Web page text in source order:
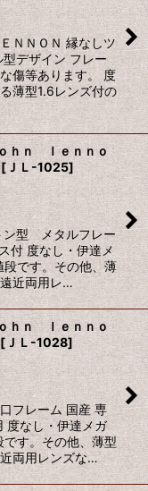
ＮＮＯＮ 縁なしツ
デザイン フレー
傷等あります。 度
薄型1.6レンズ付の
ｈｎ ｌｅｎｎｏ
[ＪＬ-1025]
型 メタルフレー
付 度なし・伊達メ
段です。その他、薄
近両用レ…
ｈｎ ｌｅｎｎｏ
[ＪＬ-1028]
フレーム 国産 専
度なし・伊達メガ
す。その他、薄型
両用レンズな…